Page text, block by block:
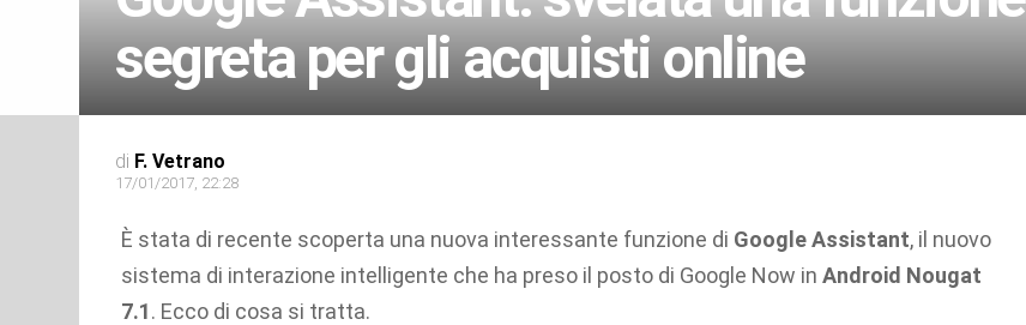
segreta per gli acquisti online
di F. Vetrano
17/01/2017, 22:28
È stata di recente scoperta una nuova interessante funzione di Google Assistant, il nuovo
sistema di interazione intelligente che ha preso il posto di Google Now in Android Nougat
7.1. Ecco di cosa si tratta.